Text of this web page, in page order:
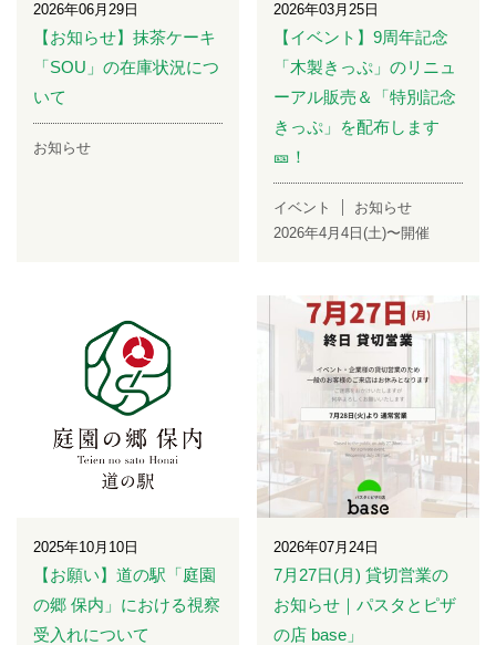
2026年06月29日
【お知らせ】抹茶ケーキ
「SOU」の在庫状況につ
いて
お知らせ
2026年03月25日
【イベント】9周年記念
「木製きっぷ」のリニュ
ーアル販売＆「特別記念
きっぷ」を配布します
🎫！
イベント
お知らせ
2026年4月4日(土)〜開催
2025年10月10日
【お願い】道の駅「庭園
の郷 保内」における視察
受入れについて
2026年07月24日
7月27日(月) 貸切営業の
お知らせ｜パスタとピザ
の店 base」